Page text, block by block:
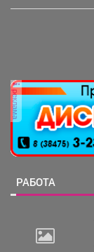
реклама
РАБОТА